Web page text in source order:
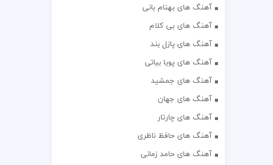
آهنگ های بهنام بانی
آهنگ های بی کلام
آهنگ های پازل بند
آهنگ های پویا بیاتی
آهنگ های جمشید
آهنگ های جهان
آهنگ های چارتار
آهنگ های حافظ ناظری
آهنگ های حامد زمانی